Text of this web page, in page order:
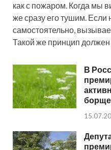
как с пожаром. Когда мы
же сразу его тушим. Если
самостоятельно,
Такой же принцип должен
В